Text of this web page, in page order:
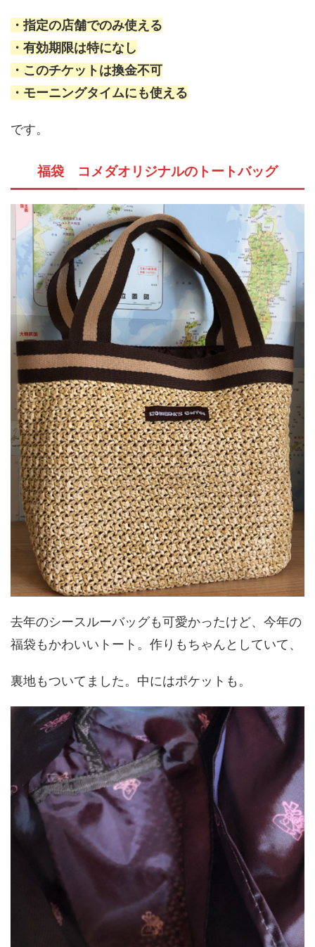
・指定の店舗でのみ使える
・有効期限は特になし
・このチケットは換金不可
・モーニングタイムにも使える
です。
福袋 コメダオリジナルのトートバッグ
去年のシースルーバッグも可愛かったけど、今年の
福袋もかわいいトート。作りもちゃんとしていて、
裏地もついてました。中にはポケットも。